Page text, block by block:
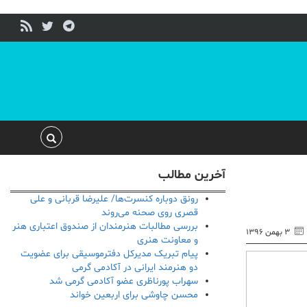
۳ بهمن ۱۳۹۶
آخرین مطالب
رونق دوباره کنسرت‌ها/ علیرضا قربانی و علی
قصری روی صحنه می‌روند
بررسی مطالبات هنرمندان از صندوق اعتباری هنر
و معاونت هنری
پیام تبریک مدیرکل دفترموسیقی برای عضویت
دو هنرمند ایرانی در آکادمی گرمی
سهراب پورناظری عضو آکادمی گرمی شد
محسن چاوشی برای اربعین خواند